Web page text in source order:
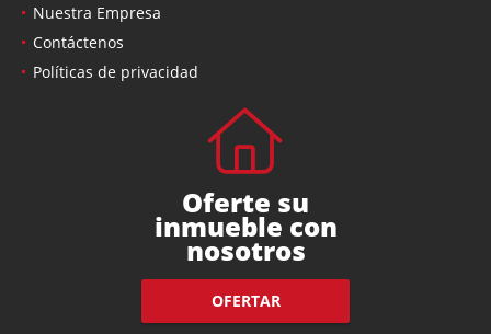
Nuestra Empresa
Contáctenos
Políticas de privacidad
Oferte su
inmueble con
nosotros
OFERTAR